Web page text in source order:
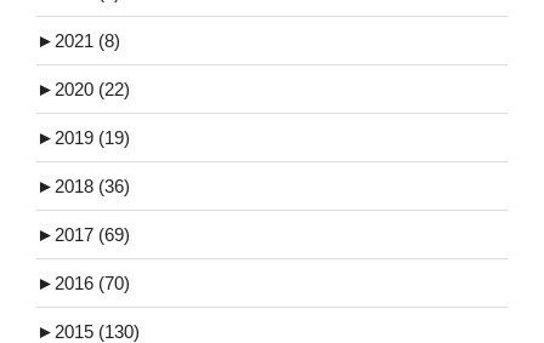
► 2021 (8)
► 2020 (22)
► 2019 (19)
► 2018 (36)
► 2017 (69)
► 2016 (70)
► 2015 (130)